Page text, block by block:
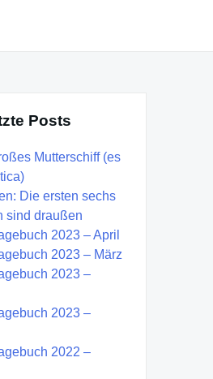
Posts
Mutterschiff (es
Die ersten sechs
sind draußen
2023 – April
2023 – März
2023 –
2023 –
2022 –